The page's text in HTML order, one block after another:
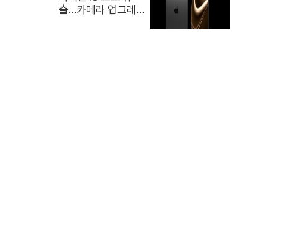
출…카메라 업그레